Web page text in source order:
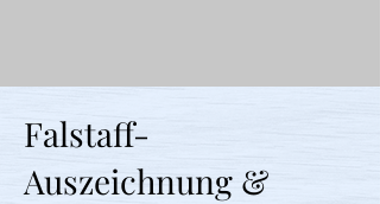
Falstaff-
Auszeichnung &